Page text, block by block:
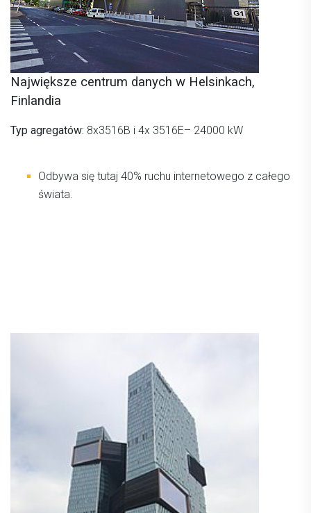
Największe centrum danych w Helsinkach,
Finlandia
Typ agregatów: 8x3516B i 4x 3516E– 24000 kW
Odbywa się tutaj 40% ruchu internetowego z całego
świata.